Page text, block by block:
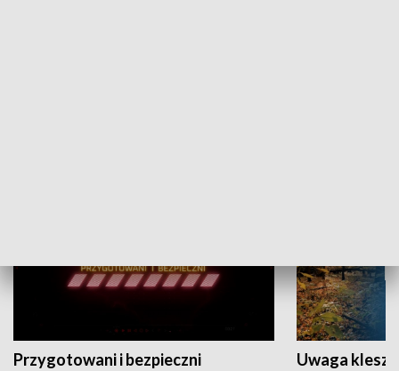
Przygotowani i bezpieczni Uwaga